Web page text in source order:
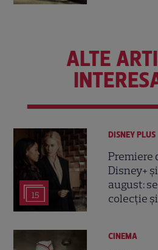
ALTE
15
DISNEY PLUS
Premiere
Disney+
august:
colecție
CINEMA